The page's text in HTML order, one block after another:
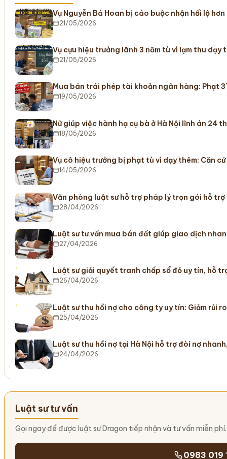
Vụ Nguyễn Bá Hoan bị cáo buộc nhận hối lộ
21/05/2026
Vụ cựu hiệu trưởng lãnh 3 năm tù vì lạm thu dạy
21/05/2026
Mua bán trái phép tài khoản ngân hàng: Phạt
19/05/2026
Nữ giúp việc hành hạ cụ bà ở Hà Nội lĩnh án 24
18/05/2026
Vụ cô hiệu trưởng bị phạt tù vì dạy thêm: Căn
14/05/2026
Văn phòng luật sư hỗ trợ pháp lý trọn gói hỗ
28/04/2026
Luật sư tư vấn mua bán đất giúp giao dịch
27/04/2026
Luật sư giải quyết tranh chấp sổ đỏ uy tín, hỗ
26/04/2026
Luật sư thu hồi nợ cho công ty uy tín: Giảm rủi
25/04/2026
Luật sư thu hồi nợ tại Hà Nội hỗ trợ đòi nợ
24/04/2026
Luật sư tư vấn
Gọi ngay để được luật sư Dragon tiếp nhận và tư vấn miễn phí.
0983 019